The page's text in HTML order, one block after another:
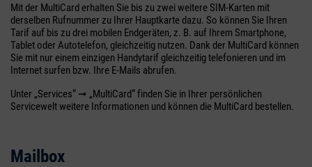
Mit der MultiCard erhalten Sie bis zu zwei weitere SIM-Karten mit
derselben Rufnummer zu Ihrer Hauptkarte dazu. So können Sie Ihren
Tarif auf bis zu drei mobilen Endgeräten, z. B. auf Ihrem Smartphone,
Tablet oder Autotelefon, gleichzeitig nutzen. Dank der MultiCard können
Sie mit nur einem einzigen Handytarif gleichzeitig telefonieren und im
Internet surfen bzw. Ihre E-Mails abrufen.
Unter „Services“ ➞ „MultiCard“ finden Sie in Ihrer persönlichen
Servicewelt weitere Informationen und können die MultiCard bestellen.
Mailbox